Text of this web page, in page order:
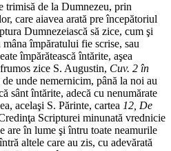
trimisă de la Dumnezeu, prin
care aiavea arată pre începătoriul
Dumnezeiască să zice, cum şi
împăratului fie scrise, sau
împărătească întărite, aşea
zice S. Augustin, Cuv. 2 în
de unde nemernicim, până la noi au
sânt întărite, adecă cu nenumărate
acelaşi S. Părinte, cartea 12, De
Scripturei minunată vrednicie
are în lume şi întru toate neamurile
altele care au zis, cu adevărată